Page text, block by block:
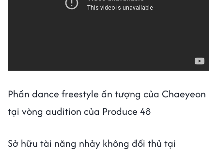
Phần dance freestyle ấn tượng của Chaeyeon
tại vòng audition của Produce 48
Sở hữu tài năng nhảy không đối thủ tại